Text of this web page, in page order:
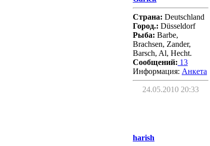
Страна: Deutschland
Город.: Düsseldorf
Рыба: Barbe,
Brachsen, Zander,
Barsch, Al, Hecht.
Сообщений: 13
Информация: Aнкета
24.05.2010 20:33
harish